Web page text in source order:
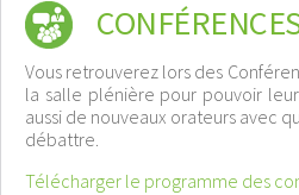
Vous retrouverez lors des
la salle plénière pour pouvoir
aussi de nouveaux orateurs avec
débattre.
Télécharger le programme des